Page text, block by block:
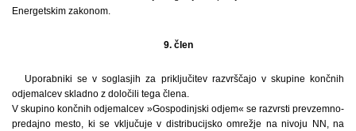
Energetskim zakonom.
9. člen
Uporabniki se v soglasjih za priključitev razvrščajo v skupine končnih
odjemalcev skladno z določili tega člena.
V skupino končnih odjemalcev »Gospodinjski odjem« se razvrsti prevzemno-
predajno mesto, ki se vključuje v distribucijsko omrežje na nivoju NN, na